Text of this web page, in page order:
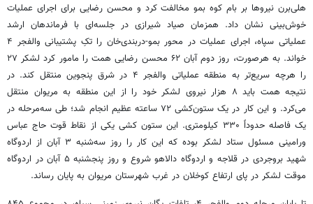
هلی‌برن نیروها بر بام کوه بمو مخالفت کرد و محسن رضایی برای اجرای عملیات
خوش‌بینی نشان داد. همزمان صیاد شیرازی در جلسه‌ای با فرماندهان ارشد
عملیاتی سپاه، اجرای عملیات در محور بمو-دربندی‌خان را تکِ پشتیبانی والفجر ۴
خواند. به هرصورت، روز دوم آبان ۶۲ محسن رضایی همت را مامور کرد لشکر ۲۷
را هرچه سریع‌تر به منطقه عملیاتی والفجر ۴ در شرق پنجوین منتقل کند. در
نتیجه همت باید ۸ هزار نیروی لشکر خود را از این منطقه به مریوان منتقل
می‌کرد. و این کار در یک ستون‌کشی ۷۲ ساعته عظیم انجام شد؛ طی سه‌مرحله در
یک فاصله حدوداً ۳۳۰ کیلومتری. این ستون کشی یکی از نقاط قوت حاج عباس
ورامینی مسئول ستاد لشکر بوده که این ‌کار را روز سه‌شنبه ۳ آبان از اردوگاه
شهید بروجردی در قلاجه و اردوگاه دالاهو شروع و روز پنجشنبه ۵ آبان در اردوگاه
موقت لشکر در پای ارتفاع کوخلان در غرب شهرستان مریوان به پایان رساند.